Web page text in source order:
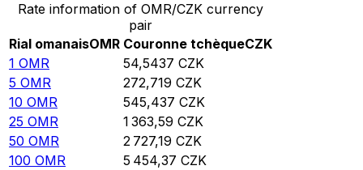
Rate information of OMR/CZK currency
pair
Rial omanaisOMR Couronne tchèqueCZK
1 OMR 54,5437 CZK
5 OMR 272,719 CZK
10 OMR 545,437 CZK
25 OMR 1 363,59 CZK
50 OMR 2 727,19 CZK
100 OMR 5 454,37 CZK